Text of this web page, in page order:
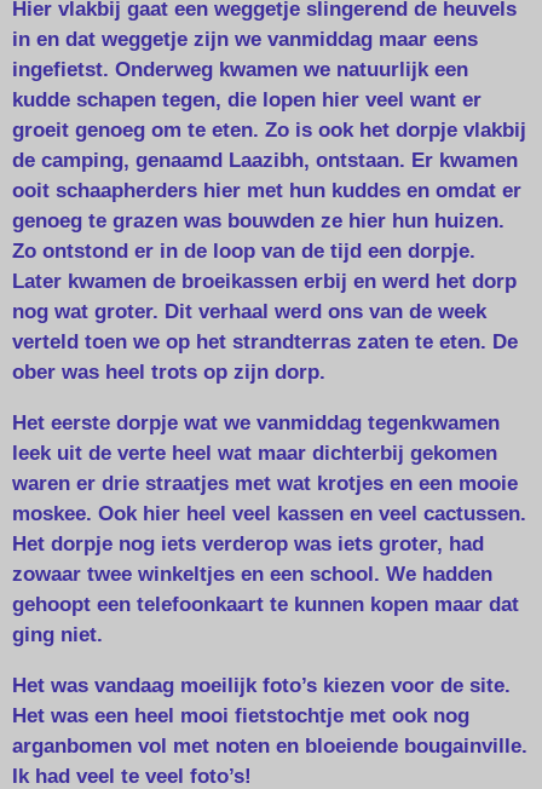
Hier vlakbij gaat een weggetje slingerend de heuvels
in en dat weggetje zijn we vanmiddag maar eens
ingefietst. Onderweg kwamen we natuurlijk een
kudde schapen tegen, die lopen hier veel want er
groeit genoeg om te eten. Zo is ook het dorpje vlakbij
de camping, genaamd Laazibh, ontstaan. Er kwamen
ooit schaapherders hier met hun kuddes en omdat er
genoeg te grazen was bouwden ze hier hun huizen.
Zo ontstond er in de loop van de tijd een dorpje.
Later kwamen de broeikassen erbij en werd het dorp
nog wat groter. Dit verhaal werd ons van de week
verteld toen we op het strandterras zaten te eten. De
ober was heel trots op zijn dorp.
Het eerste dorpje wat we vanmiddag tegenkwamen
leek uit de verte heel wat maar dichterbij gekomen
waren er drie straatjes met wat krotjes en een mooie
moskee. Ook hier heel veel kassen en veel cactussen.
Het dorpje nog iets verderop was iets groter, had
zowaar twee winkeltjes en een school. We hadden
gehoopt een telefoonkaart te kunnen kopen maar dat
ging niet.
Het was vandaag moeilijk foto’s kiezen voor de site.
Het was een heel mooi fietstochtje met ook nog
arganbomen vol met noten en bloeiende bougainville.
Ik had veel te veel foto’s!